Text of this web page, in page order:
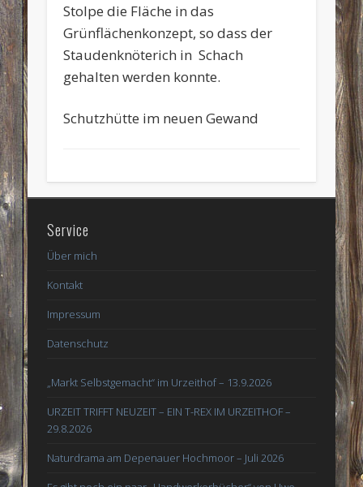
Stolpe die Fläche in das
Grünflächenkonzept, so dass der
Staudenknöterich in Schach
gehalten werden konnte.
Schutzhütte im neuen Gewand
Service
Über mich
Kontakt
Impressum
Datenschutz
„Markt Selbstgemacht“ im Urzeithof – 13.9.2026
URZEIT TRIFFT NEUZEIT – EIN T-REX IM URZEITHOF –
29.8.2026
Naturdrama am Depenauer Hochmoor – Juli 2026